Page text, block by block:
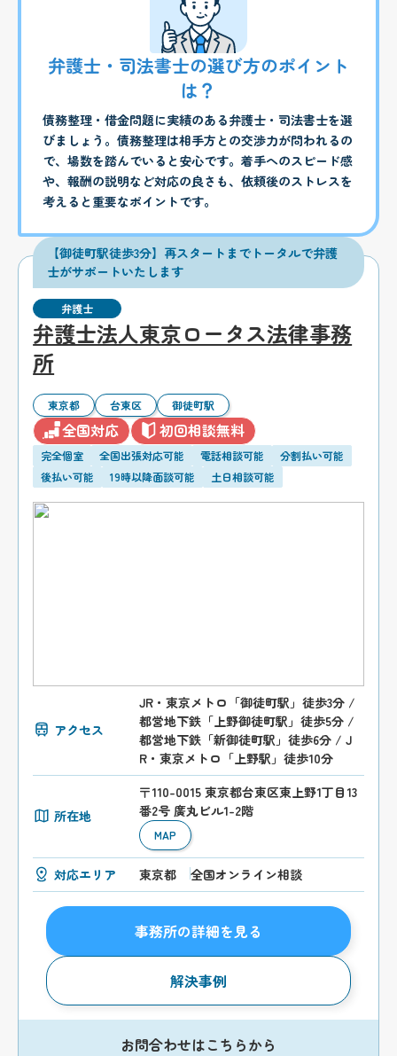
弁護士・司法書士の選び方のポイント
は？
債務整理・借金問題に実績のある弁護士・司法書士を選
びましょう。債務整理は相手方との交渉力が問われるの
で、場数を踏んでいると安心です。着手へのスピード感
や、報酬の説明など対応の良さも、依頼後のストレスを
考えると重要なポイントです。
【御徒町駅徒歩3分】再スタートまでトータルで弁護
士がサポートいたします
弁護士
弁護士法人東京ロータス法律事務
所
東京都 台東区 御徒町駅
全国対応 初回相談無料
完全個室 全国出張対応可能 電話相談可能
分割払い可能
後払い可能
19時以降面談可能 土日相談可能
アクセス
JR・東京メトロ「御徒町駅」徒歩3分 /
都営地下鉄「上野御徒町駅」徒歩5分 /
都営地下鉄「新御徒町駅」徒歩6分 / J
R・東京メトロ「上野駅」徒歩10分
所在地
〒110-0015 東京都台東区東上野1丁目13
番2号 廣丸ビル1-2階
MAP
対応エリア 東京都 全国オンライン相談
事務所の詳細を見る
解決事例
お問合わせはこちらから